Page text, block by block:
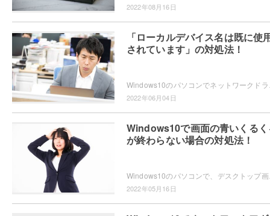
2022年08月16日
「ローカルデバイス名は既に使
されています」の対処法！
2022年06月04日
Windows10で画面の青いくる
が終わらない場合の対処法！
Windows10のパソコンで、デスク
2022年05月16日